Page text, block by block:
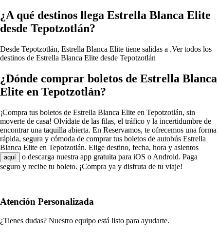
¿A qué destinos llega Estrella Blanca Elite
desde Tepotzotlán?
Desde Tepotzotlán, Estrella Blanca Elite tiene salidas a .Ver todos los
destinos de Estrella Blanca Elite desde Tepotzotlán
¿Dónde comprar boletos de Estrella Blanca
Elite en Tepotzotlán?
¡Compra tus boletos de Estrella Blanca Elite en Tepotzotlán, sin
moverte de casa! Olvídate de las filas, el tráfico y la incertidumbre de
encontrar una taquilla abierta. En Reservamos, te ofrecemos una forma
rápida, segura y cómoda de comprar tus boletos de autobús Estrella
Blanca Elite en Tepotzotlán. Elige destino, fecha, hora y asientos
aquí
o descarga nuestra app gratuita para iOS o Android. Paga
seguro y recibe tu boleto. ¡Compra ya y disfruta de tu viaje!
Atención Personalizada
¿Tienes dudas? Nuestro equipo está listo para ayudarte.